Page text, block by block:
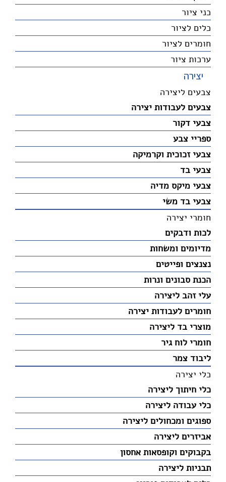
כני ציור
כלים לציור
חומרים לציור
ערכות ציור
יצירה
צבעים ליצירה
צבעים לעבודות יצירה
צבעי דקור
ספריי צבע
צבעי זכוכית וקרמיקה
צבעי בד
צבעי מיקס מדיה
צבעי בד משי
חומרי יצירה
לכות ודבקים
מדיומים ומשחות
נצנצים ופייטים
הכנת סבונים ונרות
עלי זהב ליצירה
חומרים לעבודות יצירה
מוצרי בד ליצירה
חומרי לוח גיר
ליבוד צמר
כלי יצירה
כלי חיתוך ליצירה
כלי עבודה ליצירה
ספוגים ומכחולים ליצירה
אביזרים ליצירה
בקבוקים וקופסאות אחסון
תבניות ליצירה